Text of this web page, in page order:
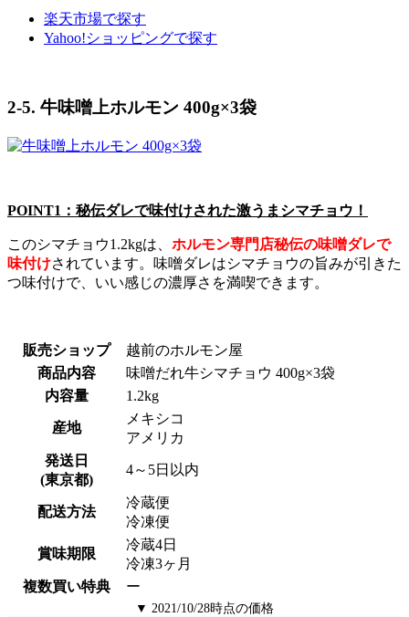
楽天市場で探す
Yahoo!ショッピングで探す
2-5. 牛味噌上ホルモン 400g×3袋
POINT1：秘伝ダレで味付けされた激うまシマチョウ！
このシマチョウ1.2kgは、 ホルモン専門店秘伝の味噌ダレで
味付けされています。味噌ダレはシマチョウの旨みが引きた
つ味付けで、いい感じの濃厚さを満喫できます。
販売ショップ
越前のホルモン屋
商品内容
味噌だれ牛シマチョウ 400g×3袋
内容量
1.2kg
産地
メキシコ
アメリカ
発送日
(東京都)
4～5日以内
配送方法
冷蔵便
冷凍便
賞味期限
冷蔵4日
冷凍3ヶ月
複数買い特典
ー
▼ 2021/10/28時点の価格